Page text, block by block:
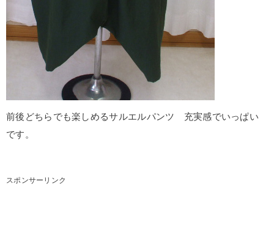
前後どちらでも楽しめるサルエルパンツ 充実感でいっぱい
です。
スポンサーリンク